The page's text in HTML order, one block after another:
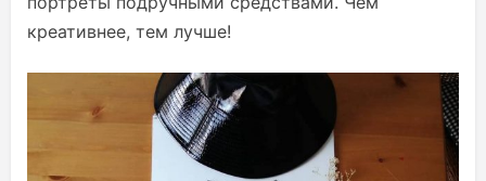
креативнее, тем лучше!